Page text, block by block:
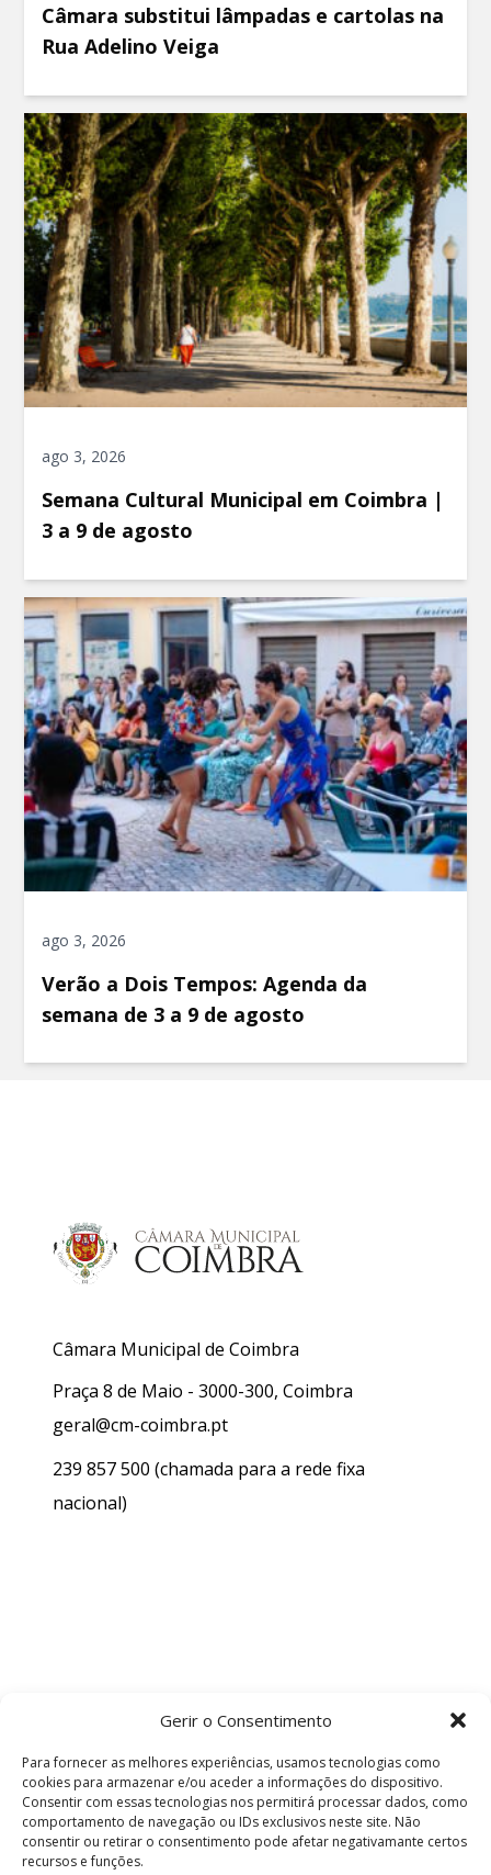
Gerir o Consentimento
Para fornecer as melhores experiências, usamos tecnologias como
cookies para armazenar e/ou aceder a informações do dispositivo.
Consentir com essas tecnologias nos permitirá processar dados, como
comportamento de navegação ou IDs exclusivos neste site. Não
consentir ou retirar o consentimento pode afetar negativamante certos
recursos e funções.
Câmara substitui lâmpadas e cartolas na
Rua Adelino Veiga
ago 3, 2026
Semana Cultural Municipal em Coimbra |
3 a 9 de agosto
ago 3, 2026
Verão a Dois Tempos: Agenda da
semana de 3 a 9 de agosto
Câmara Municipal de Coimbra
Praça 8 de Maio - 3000-300, Coimbra
geral@cm-coimbra.pt
239 857 500 (chamada para a rede fixa
nacional)